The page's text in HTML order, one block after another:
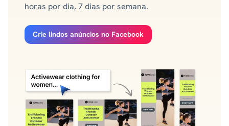
horas por dia, 7 dias por semana.
Crie lindos anúncios no Facebook